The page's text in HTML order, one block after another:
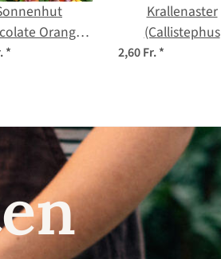
Orange'
hirta) Bio
*
Krallenaster
(Callistephus
chinensis) Bio
2,60 Fr.*